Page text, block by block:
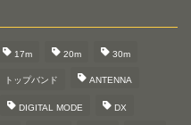
17m 20m 30m
トップバンド ANTENNA
DIGITAL MODE DX